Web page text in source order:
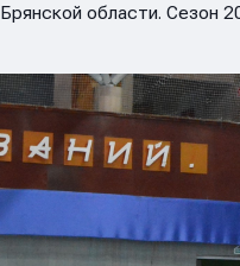
области. Сезон